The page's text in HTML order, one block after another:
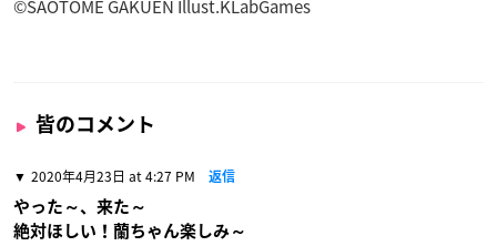
©SAOTOME GAKUEN Illust.KLabGames
皆のコメント
2020年4月23日 at 4:27 PM 返信
やった～、来た～
絶対ほしい！蘭ちゃん楽しみ～